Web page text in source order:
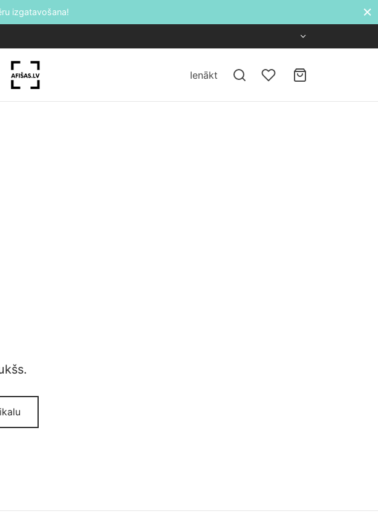
izgatavošana!
Ienākt